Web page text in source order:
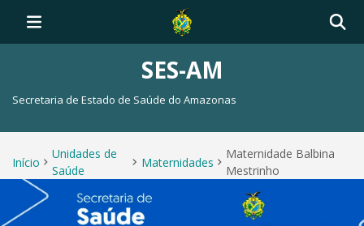
SES-AM
Secretaria de Estado de Saúde do Amazonas
Início
Unidades de
Saúde
Maternidades
Maternidade Balbina
Mestrinho